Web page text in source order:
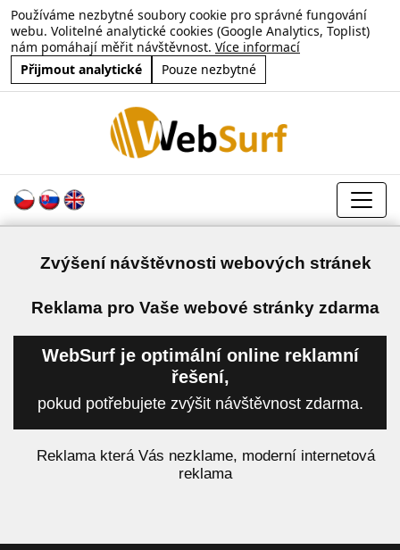
Používáme nezbytné soubory cookie pro správné fungování
webu. Volitelné analytické cookies (Google Analytics, Toplist)
nám pomáhají měřit návštěvnost. Více informací
Přijmout analytické
Pouze nezbytné
Zvýšení návštěvnosti webových stránek
Reklama pro Vaše webové stránky zdarma
WebSurf je optimální online reklamní
řešení,
pokud potřebujete zvýšit návštěvnost zdarma.
Reklama která Vás nezklame, moderní internetová
reklama